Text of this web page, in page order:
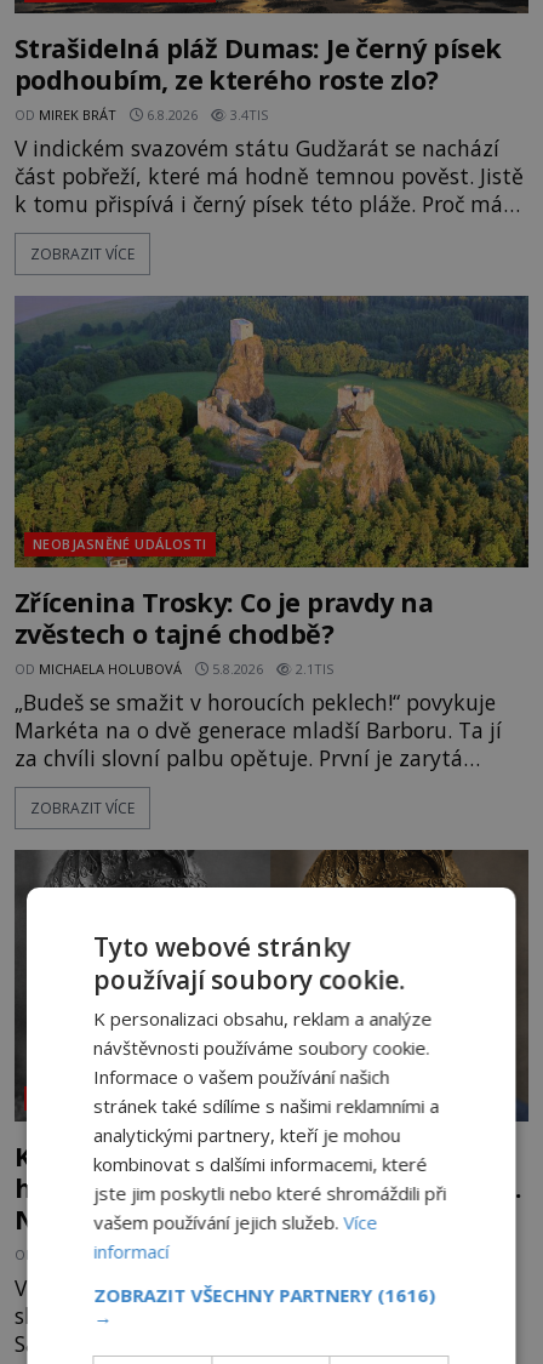
Strašidelná pláž Dumas: Je černý písek
podhoubím, ze kterého roste zlo?
OD MIREK BRÁT 6.8.2026 3.4TIS
V indickém svazovém státu Gudžarát se nachází
část pobřeží, které má hodně temnou pověst. Jistě
k tomu přispívá i černý písek této pláže. Proč má
pláž takové netypické zbarvení? Nakolik jsou
pravdivé historky, že zde došlo k nevysvětlitelným
následovat. Vstupujeme na pláž Dumas ve městě
Surat. Gu
ZOBRAZIT VÍCE
NEOBJASNĚNÉ UDÁLOSTI
Zřícenina Trosky: Co je pravdy na
zvěstech o tajné chodbě?
OD MICHAELA HOLUBOVÁ 5.8.2026 2.1TIS
„Budeš se smažit v horoucích peklech!“ povykuje
Markéta na o dvě generace mladší Barboru. Ta jí
za chvíli slovní palbu opětuje. První je zarytá
katolička, druhá přesvědčená kališnice. A každá z
nich se usídlí na jedné z věží slavného hradu
mezi vůdce protihusitského boje. Za manželku má
skutečně jistou
ZOBRAZIT VÍCE
NEOBJASNĚNÉ UDÁLOSTI
Kletba Tamerlánovy hrobky: Otevřeli
hrob a za dva dny začala invaze do SSSR.
Náhoda, nebo varování?
OD HELENA STEJSKALOVÁ
V červnu 1941 sovětští vědci otevírají hrobku
slavného dobyvatele Tamerlána v uzbeckém
Samarkandu. O dva dny později nacistické
Tyto webové stránky
používají soubory cookie.
K personalizaci obsahu, reklam a analýze
návštěvnosti používáme soubory cookie.
Informace o vašem používání našich
stránek také sdílíme s našimi reklamními a
analytickými partnery, kteří je mohou
kombinovat s dalšími informacemi, které
jste jim poskytli nebo které shromáždili při
vašem používání jejich služeb.Více
informací
ZOBRAZIT VŠECHNY PARTNERY (1616)
→